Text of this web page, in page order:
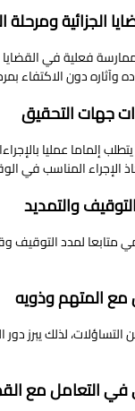
الجزائية ومرحلة
فعلية في القضايا
وآثاره دون الاكتفاء
جهات التحقيق
إلماما عمليا
الإجراء المناسب في
والتمديد
لمدد التوقيف
المتهم وذويه
التساؤلات، لذلك
في التعامل مع